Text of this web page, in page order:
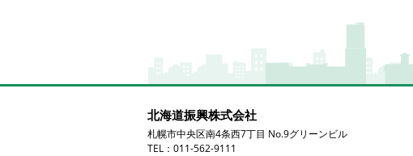
北海道振興株式会社
札幌市中央区南4条西7丁目 No.9グリーンビル
TEL：011-562-9111